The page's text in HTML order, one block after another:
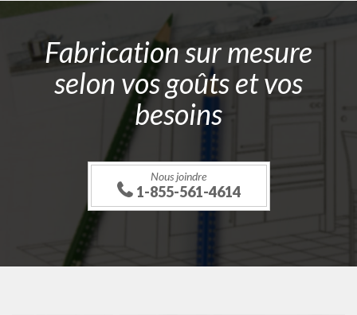
Fabrication sur mesure
selon vos goûts et vos
besoins
Nous joindre
1-855-561-4614